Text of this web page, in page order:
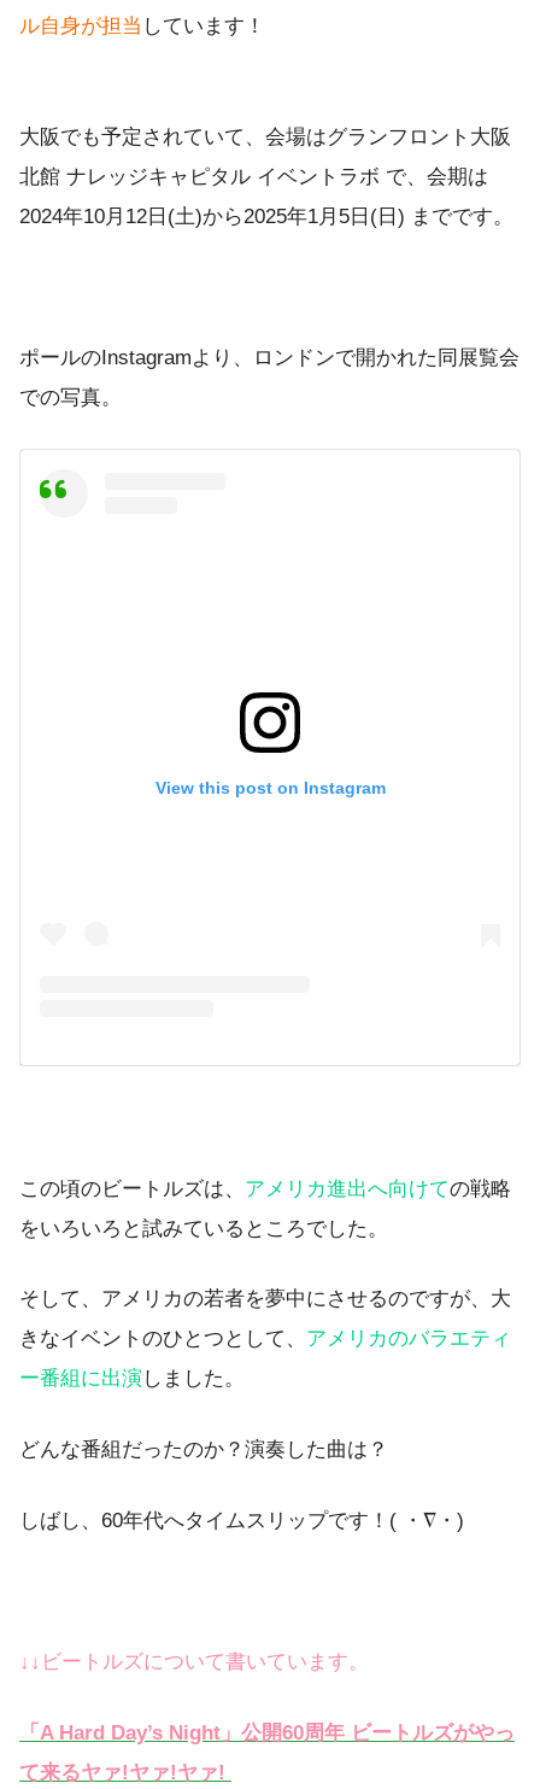
ル自身が担当 しています！
大阪でも予定されていて、会場はグランフロント大阪
北館 ナレッジキャピタル イベントラボ で、会期は
2024年10月12日(土)から2025年1月5日(日) までです。
ポールのInstagramより、ロンドンで開かれた同展覧会
での写真。
View this post on Instagram
この頃のビートルズは、 アメリカ進出へ向けての戦略
をいろいろと試みているところでした。
そして、アメリカの若者を夢中にさせるのですが、大
きなイベントのひとつとして、 アメリカのバラエティ
ー番組に出演しました。
どんな番組だったのか？演奏した曲は？
しばし、60年代へタイムスリップです！( ・∇・)
↓↓ビートルズについて書いています。
「A Hard Day’s Night」公開60周年 ビートルズがやっ
て来るヤァ!ヤァ!ヤァ!